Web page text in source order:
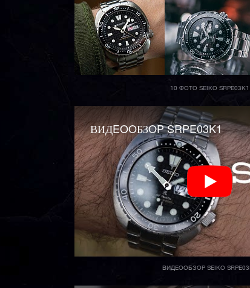
10 ФОТО SEIKO SRPE03K1
ВИДEOOБЗOP SRPE03K1
ВИДЕООБЗОР SEIKO